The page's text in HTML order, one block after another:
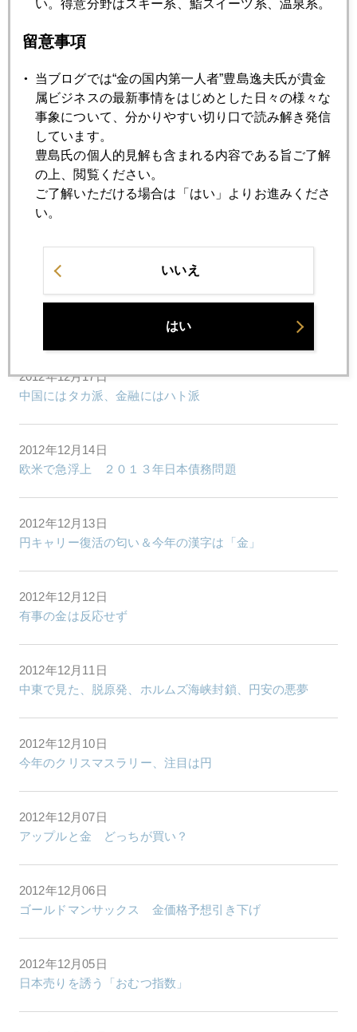
2012年12月26日
2012年12月25日
今年のクリスマスは「アベマリア」
2012年12月21日
銀バブル崩壊の兆し
アベマリアを謳う市場
2012年12月18日
アベノミックスの世代別リスクと資産防衛
2012年12月17日
中国にはタカ派、金融にはハト派
2012年12月14日
欧米で急浮上 ２０１３年日本債務問題
2012年12月13日
円キャリー復活の匂い＆今年の漢字は「金」
2012年12月12日
有事の金は反応せず
2012年12月11日
中東で見た、脱原発、ホルムズ海峡封鎖、円安の悪夢
2012年12月10日
今年のクリスマスラリー、注目は円
2012年12月07日
アップルと金 どっちが買い？
2012年12月06日
ゴールドマンサックス 金価格予想引き下げ
2012年12月05日
日本売りを誘う「おむつ指数」
い。得意分野はスキー系、鮨スイーツ系、温泉系。
留意事項
当ブログでは“金の国内第一人者”豊島逸夫氏が貴金
属ビジネスの最新事情をはじめとした日々の様々な
事象について、分かりやすい切り口で読み解き発信
しています。
豊島氏の個人的見解も含まれる内容である旨ご了解
の上、閲覧ください。
ご了解いただける場合は「はい」よりお進みくださ
い。
いいえ
はい